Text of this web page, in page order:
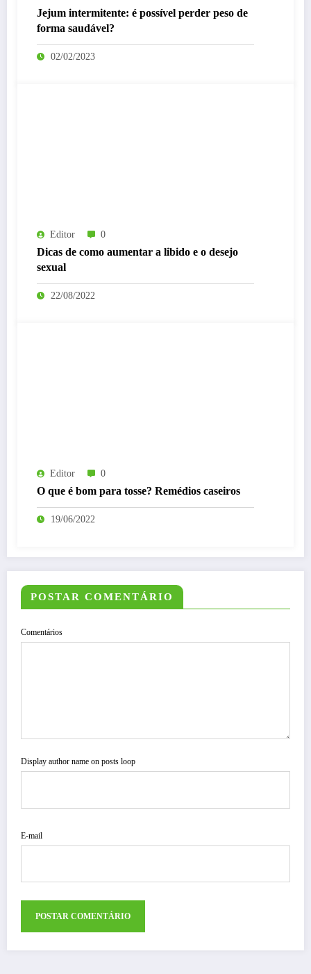
Jejum intermitente: é possível perder peso de
forma saudável?
02/02/2023
Editor 0
Dicas de como aumentar a libido e o desejo
sexual
22/08/2022
Editor 0
O que é bom para tosse? Remédios caseiros
19/06/2022
POSTAR COMENTÁRIO
Comentários
Display author name on posts loop
E-mail